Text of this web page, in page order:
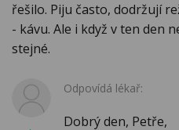
řešilo. Piju často, dodržují
- kávu. Ale i když v ten den
stejné.
Odpovídá lékař:
Dobrý den, Petře,